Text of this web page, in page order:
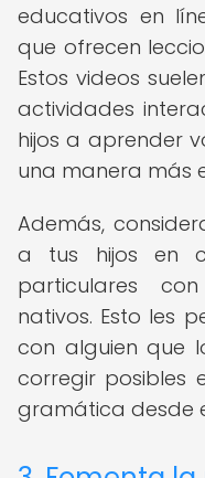
educativos en
que ofrecen
Estos videos
actividades
hijos a aprender
una manera más
Además,
a tus hijos en
particulares
nativos. Esto les
con alguien que
corregir posibles
gramática desde